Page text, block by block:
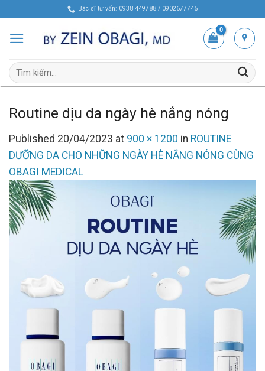
content
Bác sĩ tư vấn: 0938 449788 / 0902677745
Tìm
kiếm:
Routine dịu da ngày hè nắng nóng
Published 20/04/2023 at 900 × 1200 in ROUTINE
DƯỠNG DA CHO NHỮNG NGÀY HÈ NẮNG NÓNG CÙNG
OBAGI MEDICAL